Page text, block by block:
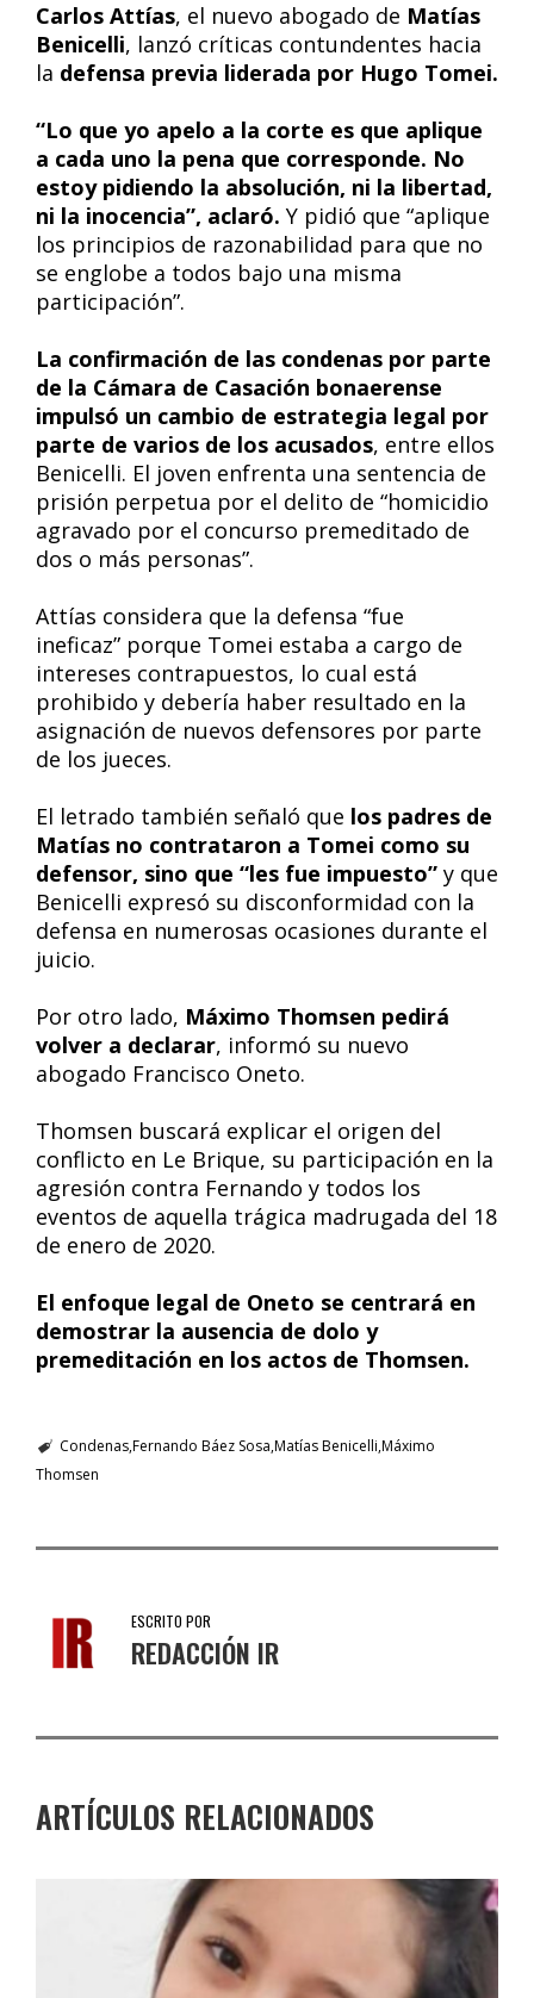
Carlos Attías, el nuevo abogado de Matías
Benicelli, lanzó críticas contundentes hacia
la defensa previa liderada por Hugo Tomei.
“Lo que yo apelo a la corte es que aplique
a cada uno la pena que corresponde. No
estoy pidiendo la absolución, ni la libertad,
ni la inocencia”, aclaró. Y pidió que “aplique
los principios de razonabilidad para que no
se englobe a todos bajo una misma
participación”.
La confirmación de las condenas por parte
de la Cámara de Casación bonaerense
impulsó un cambio de estrategia legal por
parte de varios de los acusados, entre ellos
Benicelli. El joven enfrenta una sentencia de
prisión perpetua por el delito de “homicidio
agravado por el concurso premeditado de
dos o más personas”.
Attías considera que la defensa “fue
ineficaz” porque Tomei estaba a cargo de
intereses contrapuestos, lo cual está
prohibido y debería haber resultado en la
asignación de nuevos defensores por parte
de los jueces.
El letrado también señaló que los padres de
Matías no contrataron a Tomei como su
defensor, sino que “les fue impuesto” y que
Benicelli expresó su disconformidad con la
defensa en numerosas ocasiones durante el
juicio.
Por otro lado, Máximo Thomsen pedirá
volver a declarar, informó su nuevo
abogado Francisco Oneto.
Thomsen buscará explicar el origen del
conflicto en Le Brique, su participación en la
agresión contra Fernando y todos los
eventos de aquella trágica madrugada del 18
de enero de 2020.
El enfoque legal de Oneto se centrará en
demostrar la ausencia de dolo y
premeditación en los actos de Thomsen.
CondenasFernando Báez Sosa Matías Benicelli Máximo
Thomsen
ESCRITO POR
REDACCIÓN IR
ARTÍCULOS RELACIONADOS